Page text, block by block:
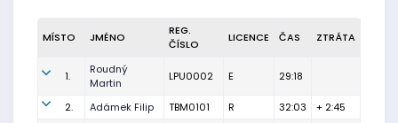
MÍSTO JMÉNO
REG.
ČÍSLO
LICENCE ČAS ZTRÁTA
1.
Roudný
Martin
LPU0002 E 29:18
2. Adámek Filip TBM0101 R 32:03 + 2:45